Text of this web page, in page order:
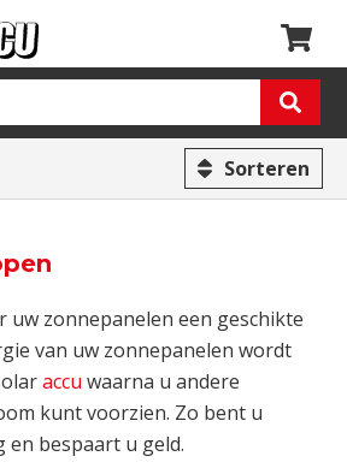
Sorteren
uw zonnepanelen een geschikte
van uw zonnepanelen wordt
accu waarna u andere
kunt voorzien. Zo bent u
en bespaart u geld.